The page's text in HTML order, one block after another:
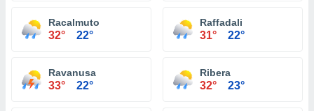
Racalmuto
32° 22°
Raffadali
31° 22°
Ravanusa
33° 22°
Ribera
32° 23°